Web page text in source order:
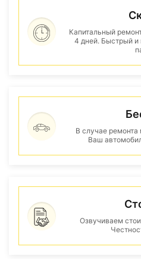
Капитальный
4 дней. Быстрый и
В случае
Ваш
Озвучиваем